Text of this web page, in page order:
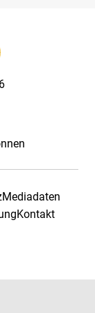
Mediadaten
Kontakt